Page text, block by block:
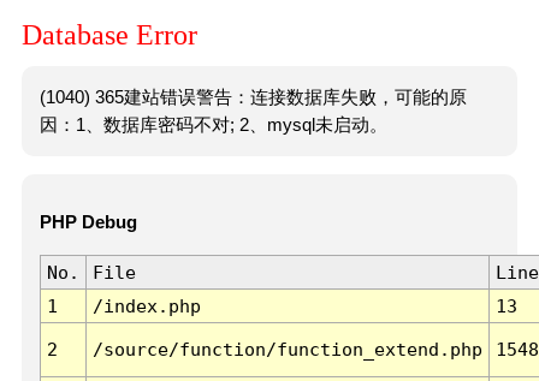
Database Error
(1040) 365建站错误警告：连接数据库失败，可能的原
因：1、数据库密码不对; 2、mysql未启动。
PHP Debug
No. File
Line
1
/index.php 13
2 /source/function/function_extend.php 1548